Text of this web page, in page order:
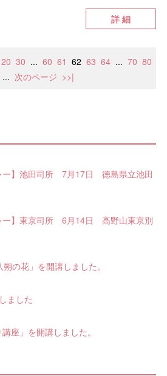
詳 細
20 30 ... 60 61 62 63 64 ... 70 80
... 次のページ >>|
ー】池田司所 7月17日 徳島県立池田
ー】東京司所 6月14日 高野山東京別
の花」を開講しました。
ました
座」を開講しました。